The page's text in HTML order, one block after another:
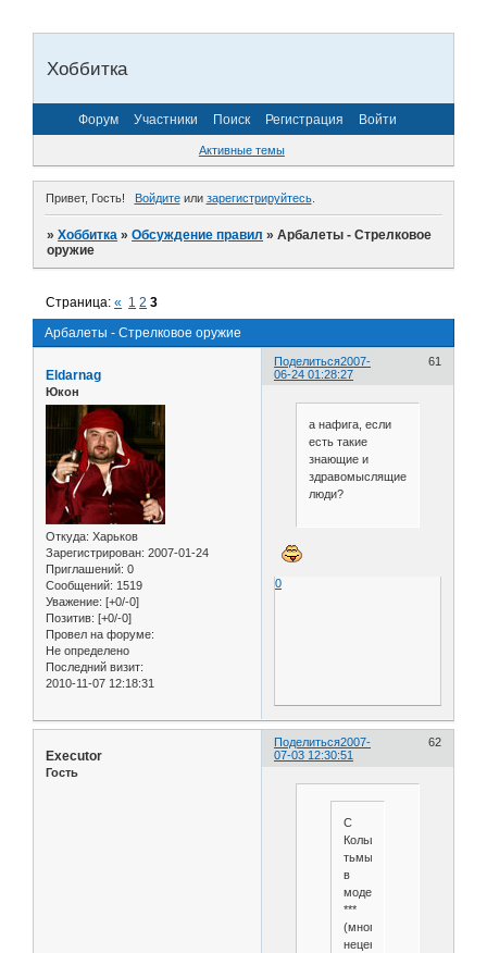
Хоббитка
Форум Участники Поиск Регистрация Войти
Активные темы
Привет, Гость! Войдитеили зарегистрируйтесь.
»Хоббитка »Обсуждение правил »Арбалеты - Стрелковое
оружие
Арбалеты - Стрелковое оружие
Страница:« 1 2 3
Поделиться 61
2007-
06-24 01:28:27
Eldarnag
Юкон
Откуда: Харьков
Зарегистрирован: 2007-01-24
Приглашений: 0
Сообщений: 1519
Уважение: [+0/-0]
Позитив: [+0/-0]
Провел на форуме:
Не определено
Последний визит:
2010-11-07 12:18:31
а нафига, если
есть такие
знающие и
здравомыслящие
люди?
0
Поделиться 62
2007-
07-03 12:30:51
Executor
Гость
С
Кольца
тьмы
в
моде
***
(много
нецензурной